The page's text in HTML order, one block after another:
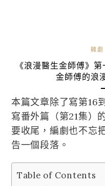
韓劇
《浪漫醫生金師傅》
金師傅的浪
本篇文章除了寫第16
寫番外篇（第21集）
要收尾，編劇也不忘
告一個段落。
Table of Contents